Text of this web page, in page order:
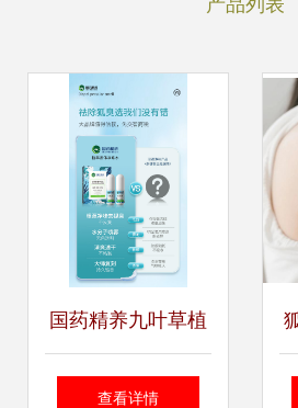
产品列表
国药精养九叶草植
萃香体净味水 双瓶
查看详情